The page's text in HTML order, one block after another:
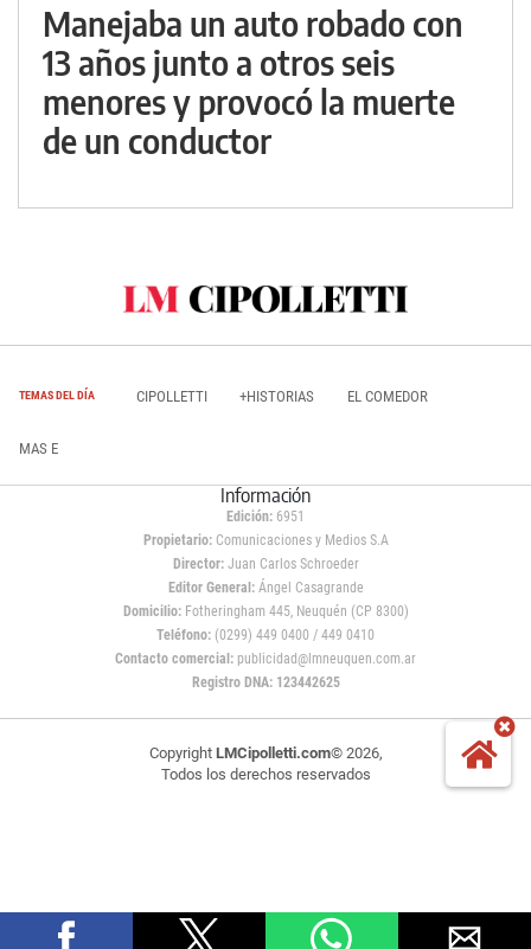
Manejaba un auto robado con
13 años junto a otros seis
menores y provocó la muerte
de un conductor
TEMAS DEL DÍA CIPOLLETTI +HISTORIAS EL COMEDOR
MAS E
Información
Edición: 6951
Propietario:Comunicaciones y Medios S.A
Director: Juan Carlos Schroeder
Editor General:Ángel Casagrande
Domicilio:Fotheringham 445, Neuquén (CP 8300)
Teléfono: (0299) 449 0400 / 449 0410
Contacto comercial: publicidad@lmneuquen.com.ar
Registro DNA: 123442625
Copyright LMCipolletti.com© 2026,
Todos los derechos reservados